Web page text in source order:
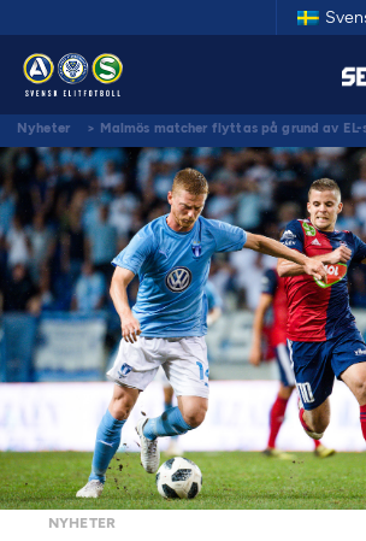
Nyheter > Malmös matcher flyttas på grund av EL-
NYHETER